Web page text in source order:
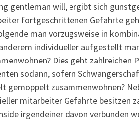
gentleman will, ergibt sich
fortgeschrittenen Gefahrte
man vorzugsweise in
individueller aufgestellt
Dies geht zahlreichen
sodann, sofern
gemoppelt zusammenwohnen?
mitarbeiter Gefahrte besitzen
irgendeiner davon verbunden